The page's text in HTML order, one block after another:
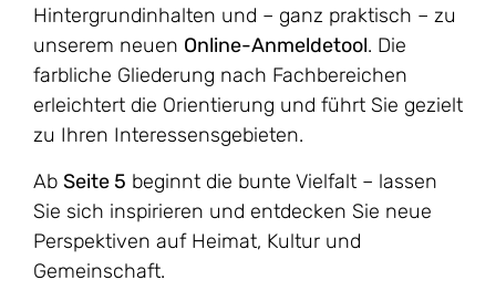
Hintergrundinhalten und – ganz praktisch – zu
unserem neuen Online-Anmeldetool. Die
farbliche Gliederung nach Fachbereichen
erleichtert die Orientierung und führt Sie gezielt
zu Ihren Interessensgebieten.
Ab Seite 5 beginnt die bunte Vielfalt – lassen
Sie sich inspirieren und entdecken Sie neue
Perspektiven auf Heimat, Kultur und
Gemeinschaft.